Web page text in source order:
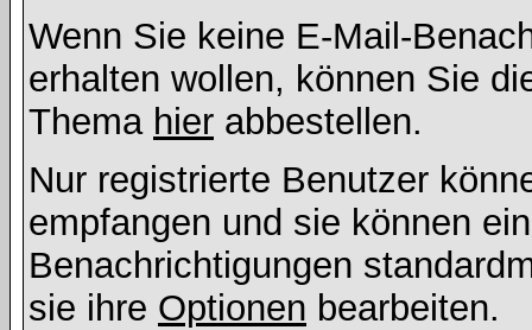
Wenn Sie keine E-Mail-
erhalten wollen, können Sie
Thema hier abbestellen.
Nur registrierte Benutzer
empfangen und sie können
Benachrichtigungen
sie ihre Optionen bearbeiten.